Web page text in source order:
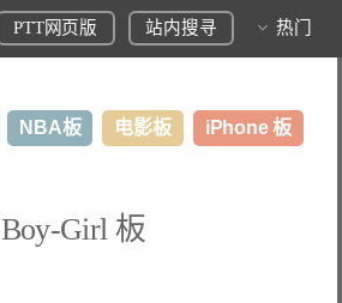
PTT网页版 站内搜寻 热门
NBA板 电影板 iPhone 板
Boy-Girl 板